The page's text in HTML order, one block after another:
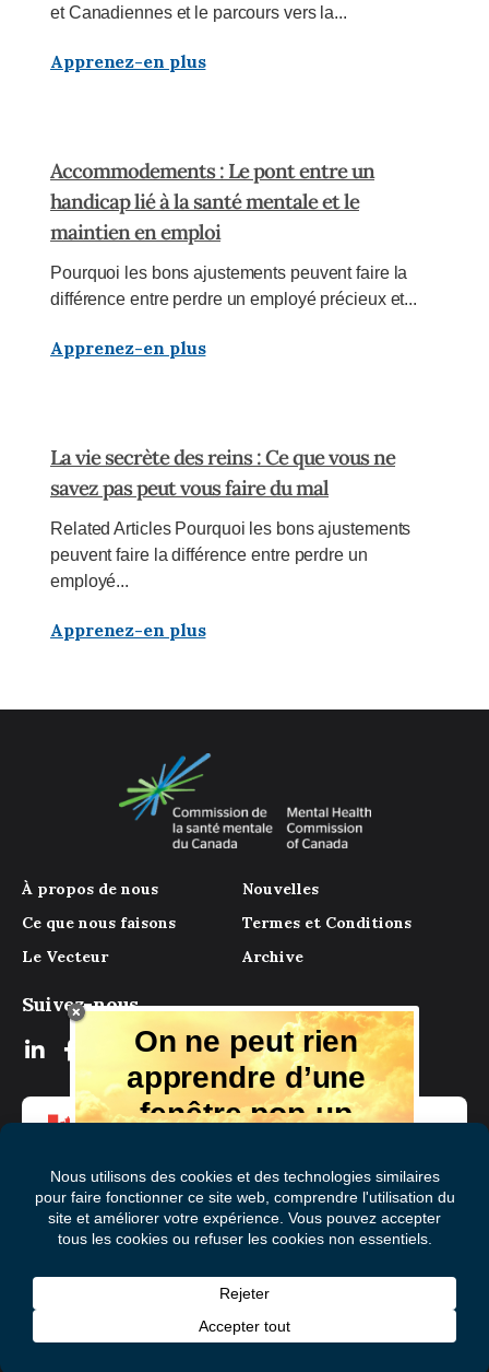
et Canadiennes et le parcours vers la...
Apprenez-en plus
Accommodements : Le pont entre un
handicap lié à la santé mentale et le
maintien en emploi
Pourquoi les bons ajustements peuvent faire la
différence entre perdre un employé précieux et...
Apprenez-en plus
La vie secrète des reins : Ce que vous ne
savez pas peut vous faire du mal
Related Articles Pourquoi les bons ajustements
peuvent faire la différence entre perdre un
employé...
Apprenez-en plus
À propos de nous
Ce que nous faisons
Le Vecteur
Nouvelles
Termes et Conditions
Archive
Suivez-nous
© 2026 Mental Health Commission of Canada
On ne peut rien
apprendre d’une
fenêtre pop-up
et de ceux qui ont vécu l'expérience.
Recevez chaque mois des conseils et
des idées dans votre boîte aux lettres
électronique gratuitement!
S'abonner à Le Vecteur
(Nécessaire)
Nom